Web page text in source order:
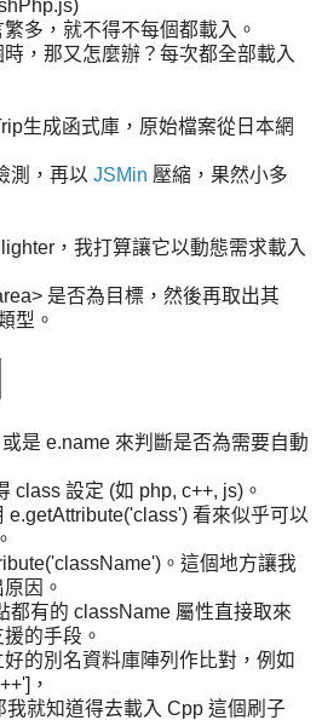
多，就不得不每個都載入。
，那又怎麼辦？每次都全部載入
生成函式庫，原始檔案從日本網
測，再以 JSMin 壓縮，果然小多
，我打算讓它以動態需求載入
是否為目標，然後再取出其
型。
是 e.name 來判斷是否為需要自動
class 設定 (如 php, c++, js)。
e.getAttribute('class') 看來似乎可以
。這個地方讓我
因。
都有的 className 屬性直接取來
的手段。
的別名資料庫陣列作比對，例如
，
就知道得去載入 Cpp 這個刷子